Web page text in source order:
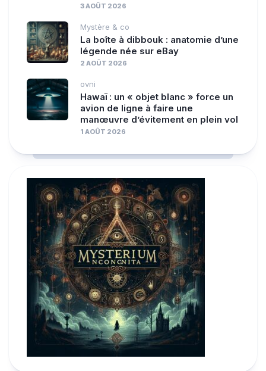
3 AOÛT 2026
Mystère & co
La boîte à dibbouk : anatomie d’une
légende née sur eBay
2 AOÛT 2026
ovni
Hawaï : un « objet blanc » force un
avion de ligne à faire une
manœuvre d’évitement en plein vol
1 AOÛT 2026